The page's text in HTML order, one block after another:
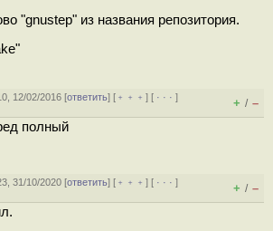
"gnustep" из названия репозитория.
12/02/2016 [ответить] [ ﹢﹢﹢] [ · · ·]
+ / –
полный
31/10/2020 [ответить] [ ﹢﹢﹢] [ · · ·]
+ / –